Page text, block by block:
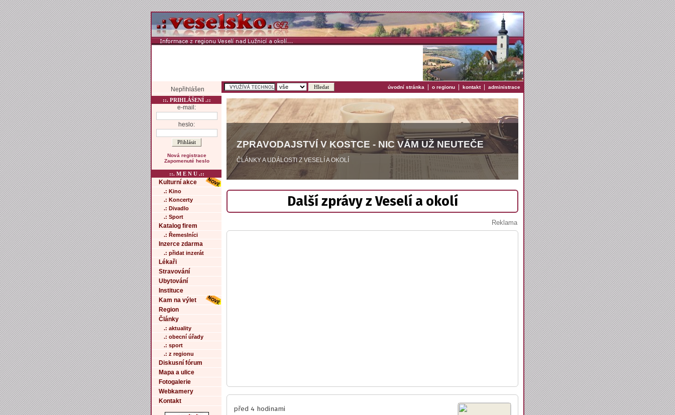
Nepřihlášen úvodní stránka | o regionu | kontakt| administrace
::. PRIHLÁŠENÍ .::
e-mail:
heslo:
Nová registrace
Zapomenuté heslo
::. M E N U .::
Kulturní akce
.: Kino
.: Koncerty
.: Divadlo
.: Sport
Katalog firem
.: Řemeslníci
Inzerce zdarma
.: přidat inzerát
Lékaři
Stravování
Ubytování
Instituce
Kam na výlet
Region
Články
.: aktuality
.: obecní úřady
.: sport
.: z regionu
Diskusní fórum
Mapa a ulice
Fotogalerie
Webkamery
Kontakt
ZPRAVODAJSTVÍ V KOSTCE - NIC VÁM UŽ NEUTEČE
ČLÁNKY A UDÁLOSTI Z VESELÍ A OKOLÍ
Další zprávy z Veselí a okolí
Reklama
před 4 hodinami